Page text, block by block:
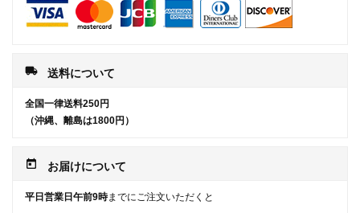
local_shipping 送料について
全国一律送料250円
（沖縄、離島は1800円）
today お届けについて
平日営業日午前9時までにご注文いただくと